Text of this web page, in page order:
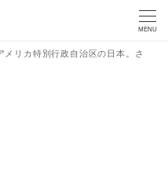
MENU
メリカ特別行政自治区の日本。さ